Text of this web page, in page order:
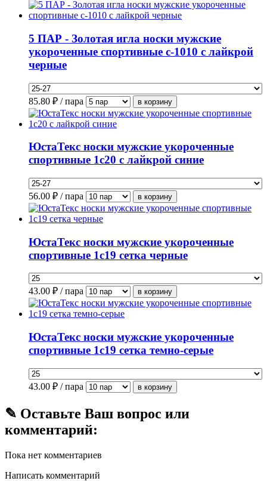
5 ПАР - Золотая игла носки мужские
укороченные спортивные с-1010 с лайкрой
черные
85.80 ₽ / пара
ЮстаТекс носки мужские укороченные
спортивные 1с20 с лайкрой синие
56.00 ₽ / пара
ЮстаТекс носки мужские укороченные
спортивные 1с19 сетка черные
43.00 ₽ / пара
ЮстаТекс носки мужские укороченные
спортивные 1с19 сетка темно-серые
43.00 ₽ / пара
✎ Оставьте Ваш вопрос или
комментарий:
Пока нет комментариев
Написать комментарий